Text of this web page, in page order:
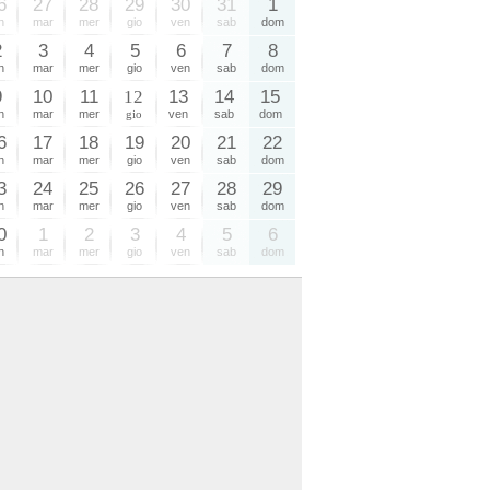
27
mar
28
mer
29
gio
30
ven
31
sab
1
dom
3
mar
4
mer
5
gio
6
ven
7
sab
8
dom
10
mar
11
mer
12
gio
13
ven
14
sab
15
dom
17
mar
18
mer
19
gio
20
ven
21
sab
22
dom
24
mar
25
mer
26
gio
27
ven
28
sab
29
dom
1
mar
2
mer
3
gio
4
ven
5
sab
6
dom